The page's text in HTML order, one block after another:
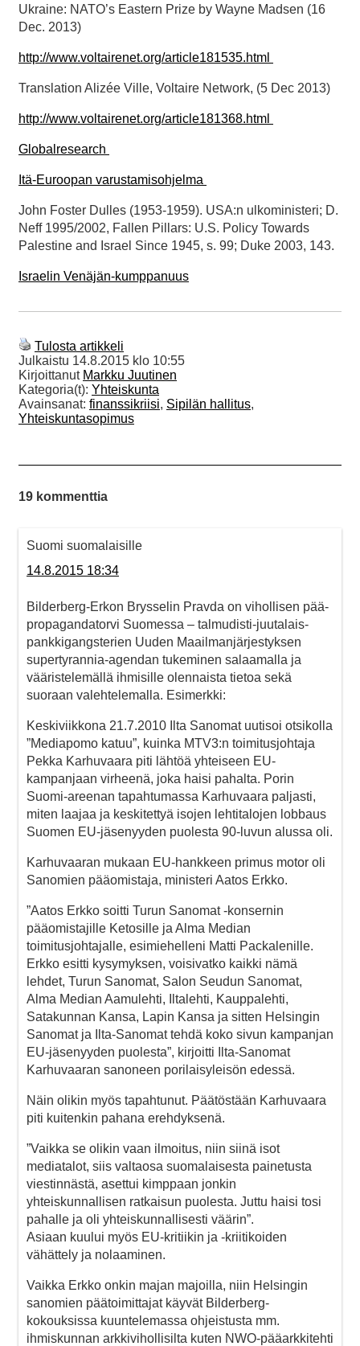
Ukraine: NATO’s Eastern Prize by Wayne Madsen (16
Dec. 2013)
http://www.voltairenet.org/article181535.html
Translation Alizée Ville, Voltaire Network, (5 Dec 2013)
http://www.voltairenet.org/article181368.html
Globalresearch
Itä-Euroopan varustamisohjelma
John Foster Dulles (1953-1959). USA:n ulkoministeri; D.
Neff 1995/2002, Fallen Pillars: U.S. Policy Towards
Palestine and Israel Since 1945, s. 99; Duke 2003, 143.
Israelin Venäjän-kumppanuus
Tulosta artikkeli
Julkaistu 14.8.2015 klo 10:55
Kirjoittanut Markku Juutinen
Kategoria(t): Yhteiskunta
Avainsanat: finanssikriisi, Sipilän hallitus,
Yhteiskuntasopimus
19 kommenttia
Suomi suomalaisille
14.8.2015 18:34
Bilderberg-Erkon Brysselin Pravda on vihollisen pää-
propagandatorvi Suomessa – talmudisti-juutalais-
pankkigangsterien Uuden Maailmanjärjestyksen
supertyrannia-agendan tukeminen salaamalla ja
vääristelemällä ihmisille olennaista tietoa sekä
suoraan valehtelemalla. Esimerkki:
Keskiviikkona 21.7.2010 Ilta Sanomat uutisoi otsikolla
”Mediapomo katuu”, kuinka MTV3:n toimitusjohtaja
Pekka Karhuvaara piti lähtöä yhteiseen EU-
kampanjaan virheenä, joka haisi pahalta. Porin
Suomi-areenan tapahtumassa Karhuvaara paljasti,
miten laajaa ja keskitettyä isojen lehtitalojen lobbaus
Suomen EU-jäsenyyden puolesta 90-luvun alussa oli.
Karhuvaaran mukaan EU-hankkeen primus motor oli
Sanomien pääomistaja, ministeri Aatos Erkko.
”Aatos Erkko soitti Turun Sanomat -konsernin
pääomistajille Ketosille ja Alma Median
toimitusjohtajalle, esimiehelleni Matti Packalenille.
Erkko esitti kysymyksen, voisivatko kaikki nämä
lehdet, Turun Sanomat, Salon Seudun Sanomat,
Alma Median Aamulehti, Iltalehti, Kauppalehti,
Satakunnan Kansa, Lapin Kansa ja sitten Helsingin
Sanomat ja Ilta-Sanomat tehdä koko sivun kampanjan
EU-jäsenyyden puolesta”, kirjoitti Ilta-Sanomat
Karhuvaaran sanoneen porilaisyleisön edessä.
Näin olikin myös tapahtunut. Päätöstään Karhuvaara
piti kuitenkin pahana erehdyksenä.
”Vaikka se olikin vaan ilmoitus, niin siinä isot
mediatalot, siis valtaosa suomalaisesta painetusta
viestinnästä, asettui kimppaan jonkin
yhteiskunnallisen ratkaisun puolesta. Juttu haisi tosi
pahalle ja oli yhteiskunnallisesti väärin”.
Asiaan kuului myös EU-kritiikin ja -kriitikoiden
vähättely ja nolaaminen.
Vaikka Erkko onkin majan majoilla, niin Helsingin
sanomien päätoimittajat käyvät Bilderberg-
kokouksissa kuuntelemassa ohjeistusta mm.
ihmiskunnan arkkivihollisilta kuten NWO-pääarkkitehti